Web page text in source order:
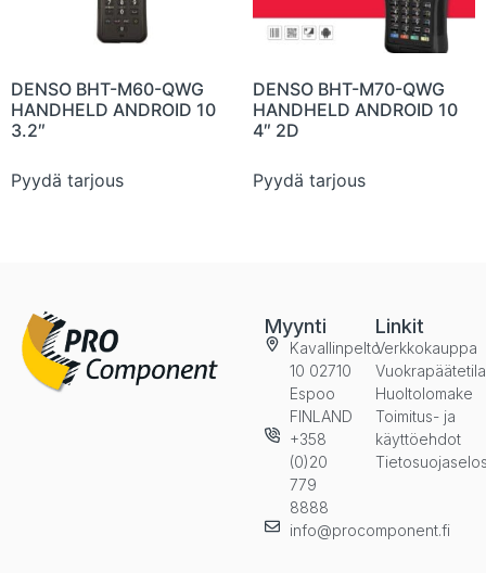
DENSO BHT-M60-QWG
HANDHELD ANDROID 10
3.2″
Pyydä tarjous
DENSO BHT-M70-QWG
HANDHELD ANDROID 10
4″ 2D
Pyydä tarjous
Myynti
Kavallinpelto
10 02710
Espoo
FINLAND
+358
(0)20
779
8888
info@procomponent.fi
Linkit
Verkkokauppa
Huoltolomake
Toimitus- ja
käyttöehdot